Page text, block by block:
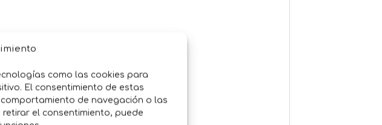
como las cookies para
El consentimiento de estas
de navegación o las
el consentimiento, puede